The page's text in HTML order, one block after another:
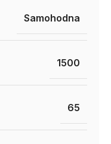
Samohodna
1500
65